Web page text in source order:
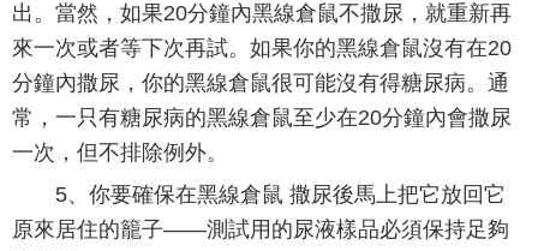
出。當然，如果20分鐘內黑線倉鼠不撒尿，就重新再
來一次或者等下次再試。如果你的黑線倉鼠沒有在20
分鐘內撒尿，你的黑線倉鼠很可能沒有得糖尿病。通
常，一只有糖尿病的黑線倉鼠至少在20分鐘內會撒尿
一次，但不排除例外。
5、你要確保在黑線倉鼠 撒尿後馬上把它放回它
原來居住的籠子——測試用的尿液樣品必須保持足夠